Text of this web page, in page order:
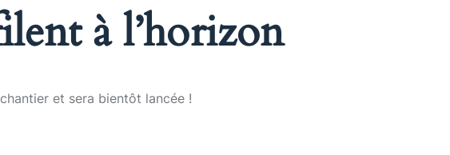
à l’horizon
et sera bientôt lancée !